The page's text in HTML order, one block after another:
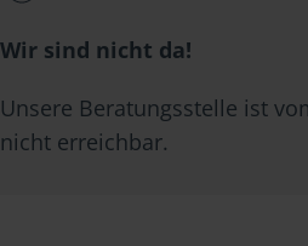
Wir sind nicht da!
Unsere Beratungsstelle ist
nicht erreichbar.